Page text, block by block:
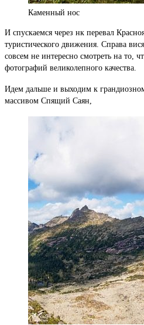
Каменный нос
И спускаемся через нк перевал
туристического движения. Справа
совсем не интересно смотреть на то,
фотографий великолепного качества.
Идем дальше и выходим к
массивом Спящий Саян,